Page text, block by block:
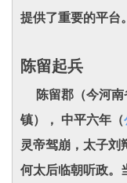
提供了重要的平台。
陈留起兵
陈留郡（今河南
镇）， 中平六年（
灵帝驾崩，太子刘
何太后临朝听政。